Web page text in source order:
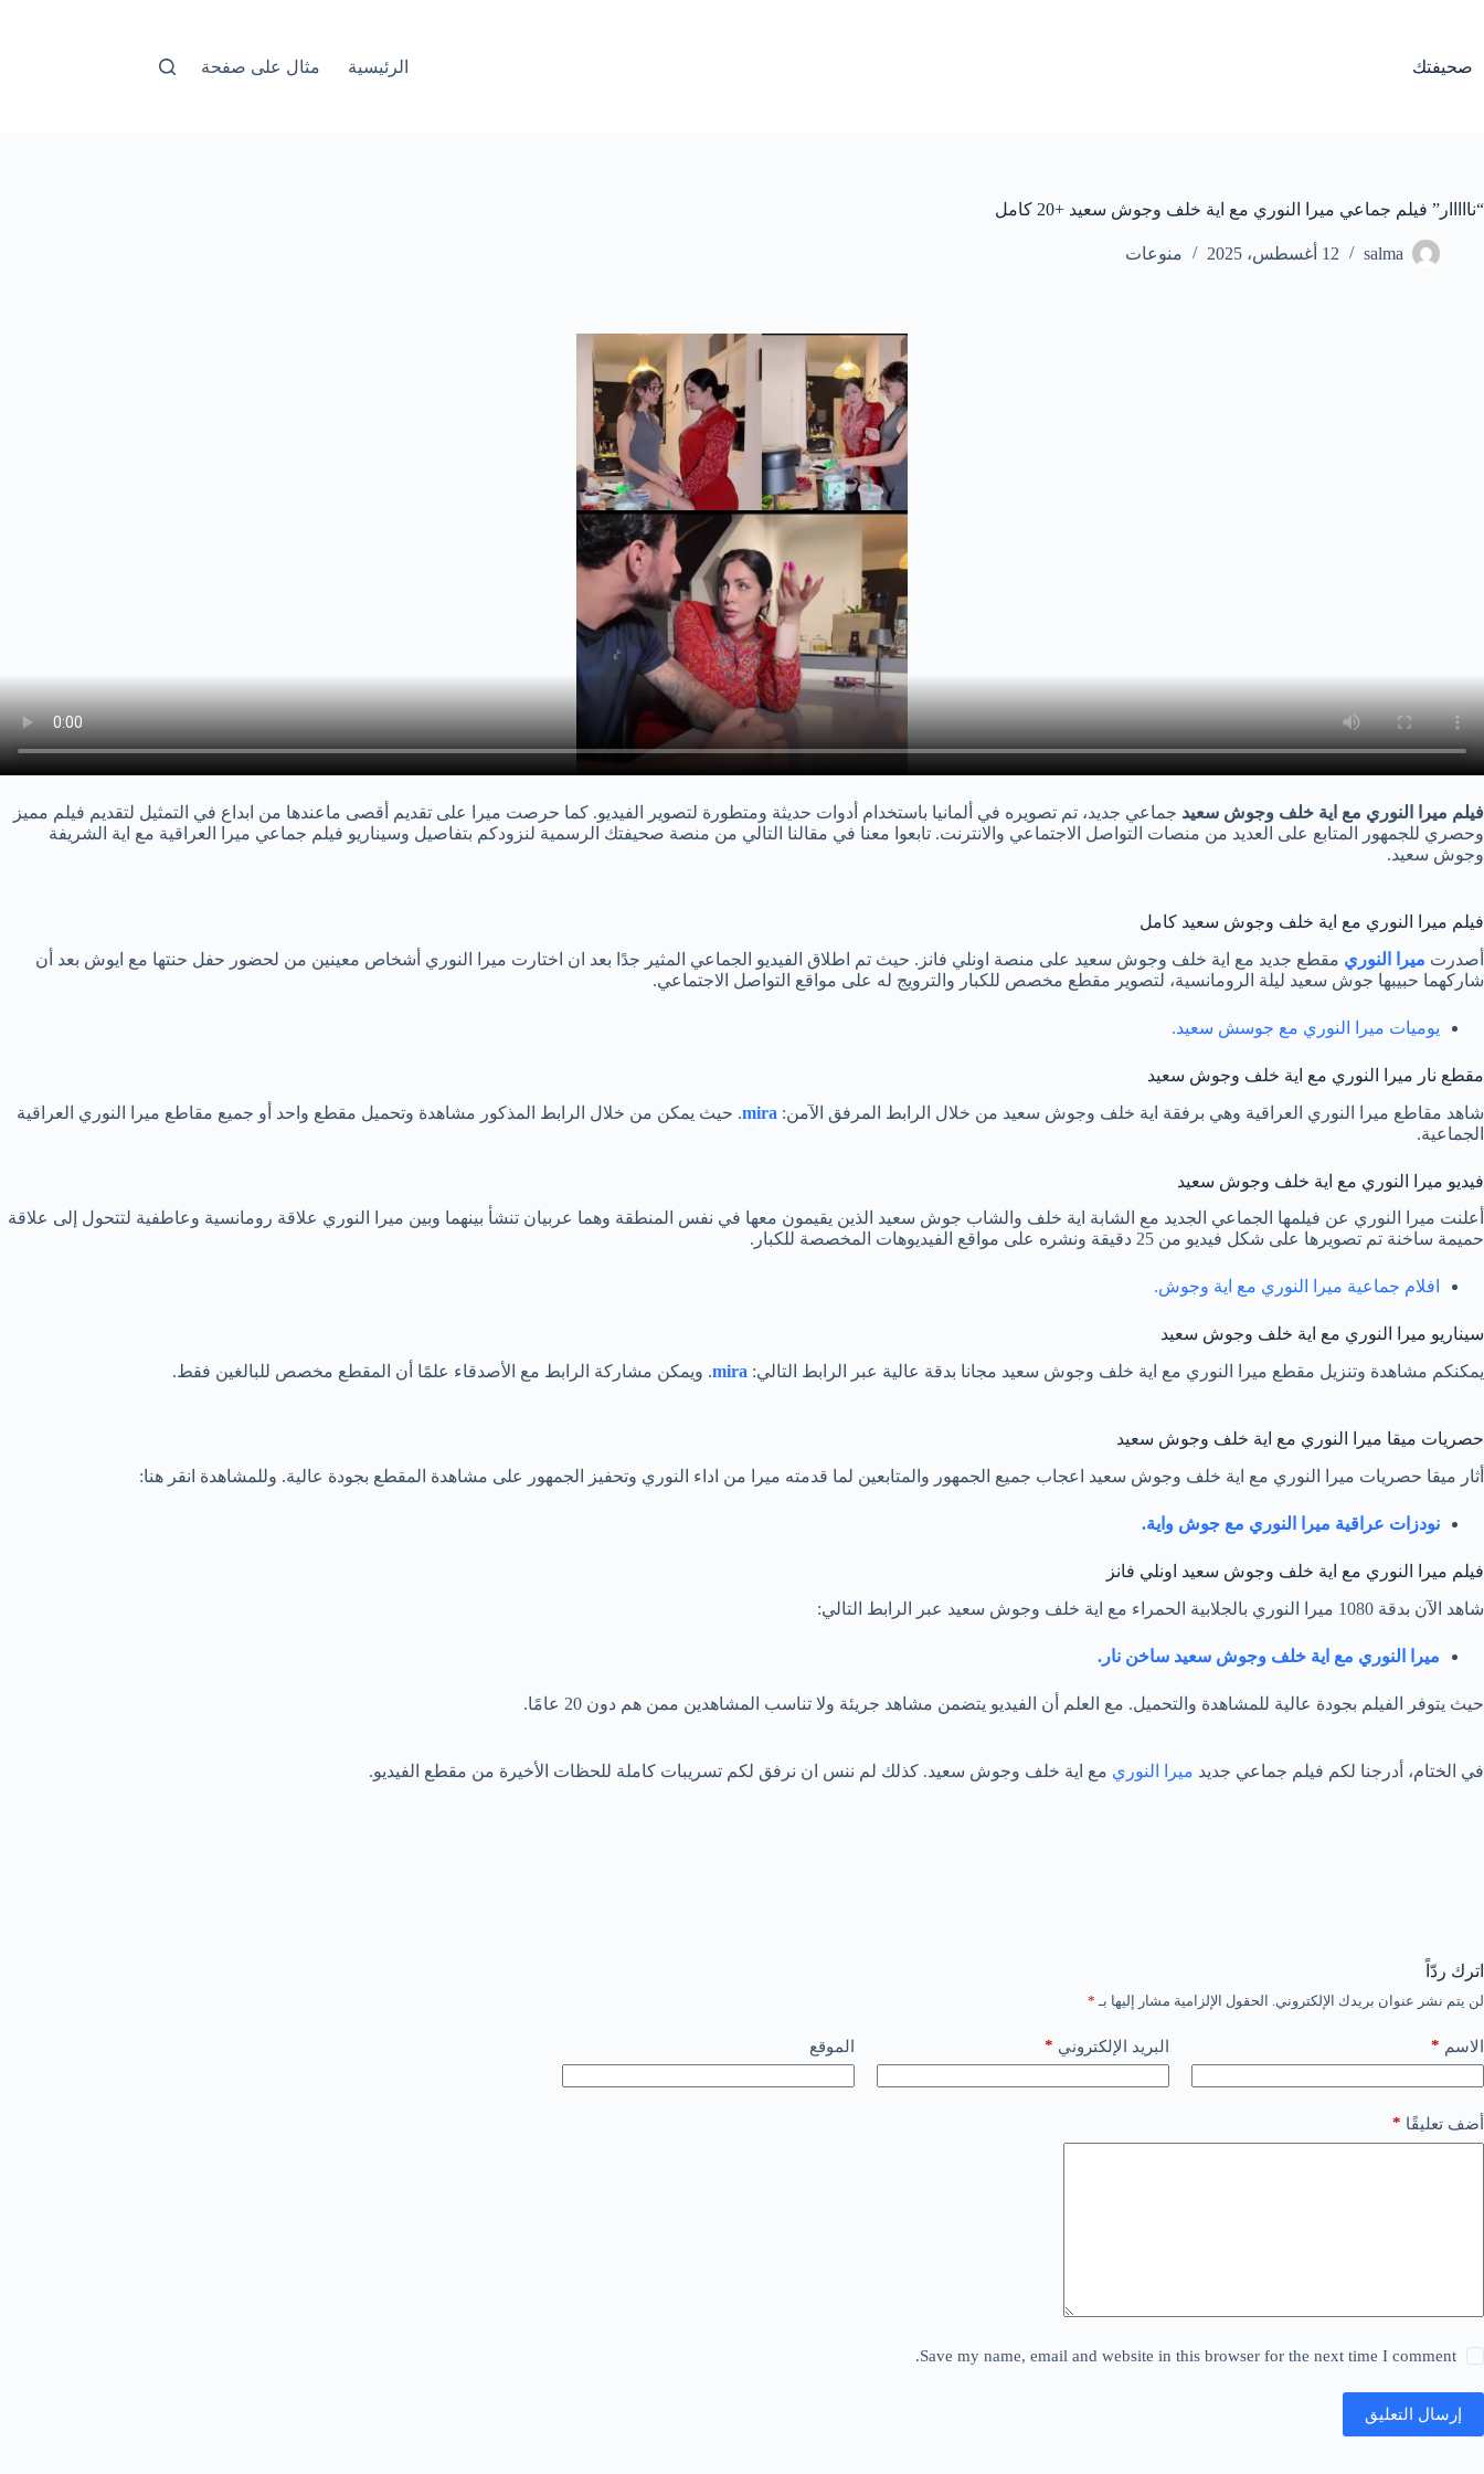
صحيفتك الرئيسية مثال على صفحة
“نااااار” فيلم جماعي ميرا النوري مع اية خلف وجوش سعيد +20 كامل
salma 12 أغسطس، 2025 منوعات
فيلم ميرا النوري مع اية خلف وجوش سعيد جماعي جديد، تم تصويره في ألمانيا باستخدام أدوات حديثة ومتطورة لتصوير الفيديو. كما حرصت ميرا على تقديم أقصى ماعندها من ابداع في التمثيل لتقديم فيلم مميز
وحصري للجمهور المتابع على العديد من منصات التواصل الاجتماعي والانترنت. تابعوا معنا في مقالنا التالي من منصة صحيفتك الرسمية لنزودكم بتفاصيل وسيناريو فيلم جماعي ميرا العراقية مع اية الشريفة
وجوش سعيد.
فيلم ميرا النوري مع اية خلف وجوش سعيد كامل
أصدرت ميرا النوري مقطع جديد مع اية خلف وجوش سعيد على منصة اونلي فانز. حيث تم اطلاق الفيديو الجماعي المثير جدًا بعد ان اختارت ميرا النوري أشخاص معينين من لحضور حفل حنتها مع ايوش بعد أن
شاركهما حبيبها جوش سعيد ليلة الرومانسية، لتصوير مقطع مخصص للكبار والترويج له على مواقع التواصل الاجتماعي.
يوميات ميرا النوري مع جوسش سعيد.
مقطع نار ميرا النوري مع اية خلف وجوش سعيد
شاهد مقاطع ميرا النوري العراقية وهي برفقة اية خلف وجوش سعيد من خلال الرابط المرفق الآمن: mira. حيث يمكن من خلال الرابط المذكور مشاهدة وتحميل مقطع واحد أو جميع مقاطع ميرا النوري العراقية
الجماعية.
فيديو ميرا النوري مع اية خلف وجوش سعيد
أعلنت ميرا النوري عن فيلمها الجماعي الجديد مع الشابة اية خلف والشاب جوش سعيد الذين يقيمون معها في نفس المنطقة وهما عربيان تنشأ بينهما وبين ميرا النوري علاقة رومانسية وعاطفية لتتحول إلى علاقة
حميمة ساخنة تم تصويرها على شكل فيديو من 25 دقيقة ونشره على مواقع الفيديوهات المخصصة للكبار.
افلام جماعية ميرا النوري مع اية وجوش.
سيناريو ميرا النوري مع اية خلف وجوش سعيد
يمكنكم مشاهدة وتنزيل مقطع ميرا النوري مع اية خلف وجوش سعيد مجانا بدقة عالية عبر الرابط التالي: mira. ويمكن مشاركة الرابط مع الأصدقاء علمًا أن المقطع مخصص للبالغين فقط.
حصريات ميقا ميرا النوري مع اية خلف وجوش سعيد
أثار ميقا حصريات ميرا النوري مع اية خلف وجوش سعيد اعجاب جميع الجمهور والمتابعين لما قدمته ميرا من اداء النوري وتحفيز الجمهور على مشاهدة المقطع بجودة عالية. وللمشاهدة انقر هنا:
نودزات عراقية ميرا النوري مع جوش واية.
فيلم ميرا النوري مع اية خلف وجوش سعيد اونلي فانز
شاهد الآن بدقة 1080 ميرا النوري بالجلابية الحمراء مع اية خلف وجوش سعيد عبر الرابط التالي:
ميرا النوري مع اية خلف وجوش سعيد ساخن نار.
حيث يتوفر الفيلم بجودة عالية للمشاهدة والتحميل. مع العلم أن الفيديو يتضمن مشاهد جريئة ولا تناسب المشاهدين ممن هم دون 20 عامًا.
في الختام، أدرجنا لكم فيلم جماعي جديد ميرا النوري مع اية خلف وجوش سعيد. كذلك لم ننس ان نرفق لكم تسريبات كاملة للحظات الأخيرة من مقطع الفيديو.
اترك ردّاً
لن يتم نشر عنوان بريدك الإلكتروني. الحقول الإلزامية مشار إليها بـ *
الاسم * البريد الإلكتروني * الموقع
أضف تعليقًا *
Save my name, email and website in this browser for the next time I comment.
إرسال التعليق